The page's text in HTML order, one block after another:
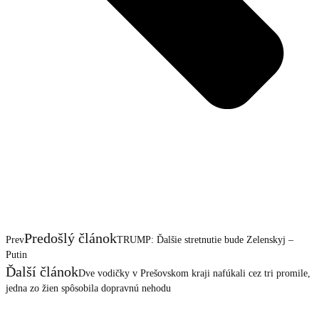
PrevPredošlý článokTRUMP: Ďalšie stretnutie bude Zelenskyj –
Putin
Ďalší článokDve vodičky v Prešovskom kraji nafúkali cez tri promile,
jedna zo žien spôsobila dopravnú nehodu